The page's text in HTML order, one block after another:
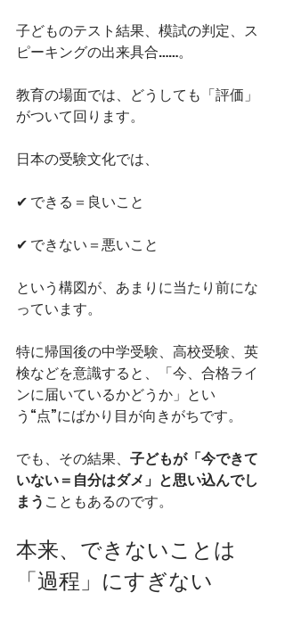
子どものテスト結果、模試の判定、ス
ピーキングの出来具合……。
教育の場面では、どうしても「評価」
がついて回ります。
日本の受験文化では、
✔ できる＝良いこと
✔ できない＝悪いこと
という構図が、あまりに当たり前にな
っています。
特に帰国後の中学受験、高校受験、英
検などを意識すると、「今、合格ライ
ンに届いているかどうか」とい
う“点”にばかり目が向きがちです。
でも、その結果、 子どもが「今できて
いない＝自分はダメ」と思い込んでし
まう こともあるのです。
本来、できないことは
「過程」にすぎない